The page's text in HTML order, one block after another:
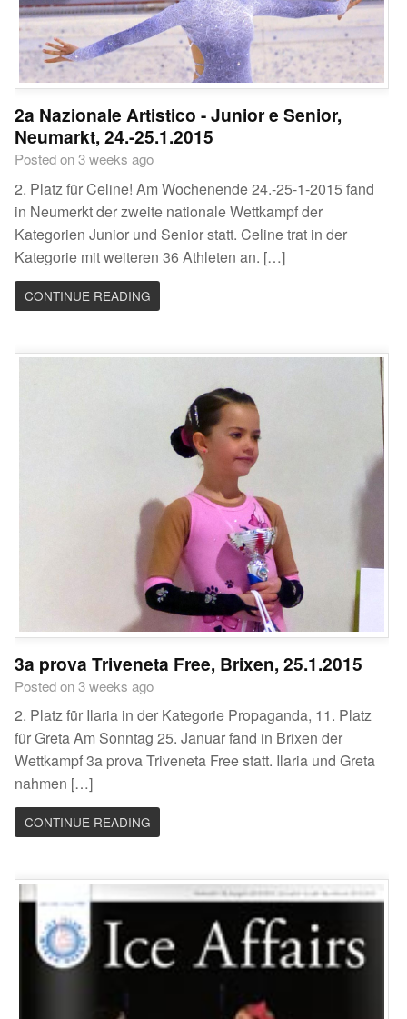
2a Nazionale Artistico - Junior e Senior,
Neumarkt, 24.-25.1.2015
Posted on 3 weeks ago
2. Platz für Celine! Am Wochenende 24.-25-1-2015 fand
in Neumerkt der zweite nationale Wettkampf der
Kategorien Junior und Senior statt. Celine trat in der
Kategorie mit weiteren 36 Athleten an. […]
CONTINUE READING
3a prova Triveneta Free, Brixen, 25.1.2015
Posted on 3 weeks ago
2. Platz für Ilaria in der Kategorie Propaganda, 11. Platz
für Greta Am Sonntag 25. Januar fand in Brixen der
Wettkampf 3a prova Triveneta Free statt. Ilaria und Greta
nahmen […]
CONTINUE READING